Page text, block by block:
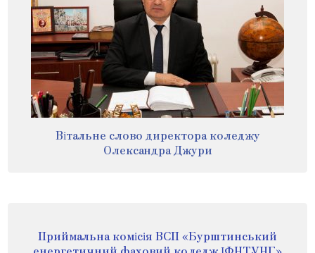
Вітальне слово директора коледжу
Олександра Джури
Приймальна комісія ВСП «Бурштинський